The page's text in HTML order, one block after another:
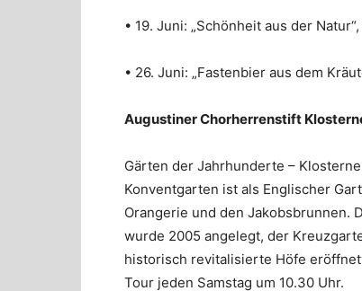
• 19. Juni: „Schönheit aus der
• 26. Juni: „Fastenbier aus dem
Augustiner Chorherrenstift
Gärten der Jahrhunderte –
Konventgarten ist als Englischer
Orangerie und den Jakobsbrunnen.
wurde 2005 angelegt, der
historisch revitalisierte Höfe
Tour jeden Samstag um 10.30 Uhr.